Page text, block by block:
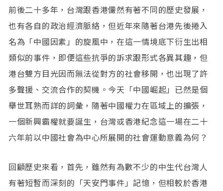
前後二十多年，台灣跟香港儼然有著不同的歷史發展，
也有各自的政治經濟脈絡，但近年來隨著台港先後捲入
名為「中國因素」的旋風中，在這一情境底下衍生出相
類似的事件，即便這些抗爭的訴求跟形式各異其趣，但
港台雙方目光因而無法從對方的社會移開，也出現了許
多聲援、交流合作的契機。今天「中國崛起」已然是個
舉世耳熟而詳的詞彙，隨著中國權力在區域上的擴張，
一個新興霸權就要誕生，台灣或香港紀念這一場在二十
六年前以中國社會為中心所展開的社會運動意義為何？
回顧歷史來看，首先，雖然有為數不少的中生代台灣人
有著短暫而深刻的「天安門事件」記憶，但相較於香港